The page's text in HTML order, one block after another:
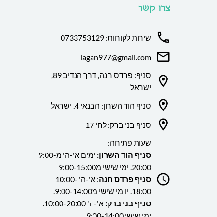
צרו קשר
שירות לקוחות: 0733753129
lagan977@gmail.com
סניף: פרדס חנה, דרך הנדיב 89,
ישראל
סניף הוד השרון: הבנאי 4, ישראל
סניף בני ברק: לחי 17
שעות פתיחה:
סניף הוד השרון:
ימים א'-ה' מ9:00-
20:00. ימי שישי מ9:00-15:00
סניף פרדס חנה
: א'-ה' 10:00-
18:00. יוימי שישי מ9:00-14:00.
סניף בני ברק:
א'-ה' 10:00-20:00.